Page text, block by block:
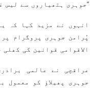
“جوہری ہتھیاروں سے لیس
انہوں نے مزید کہا کہ
پُرامن جوہری پروگرام
الاقوامی قوانین کی
عراقچی نے عالمی
جوہری پھیلاؤ کو معمول